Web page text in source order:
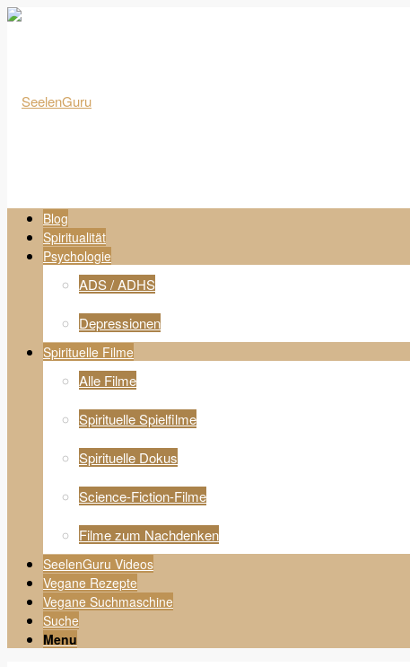
Blog
Spiritualität
Psychologie
ADS / ADHS
Depressionen
Spirituelle Filme
Alle Filme
Spirituelle Spielfilme
Spirituelle Dokus
Science-Fiction-Filme
Filme zum Nachdenken
SeelenGuru Videos
Vegane Rezepte
Vegane Suchmaschine
Suche
Menu